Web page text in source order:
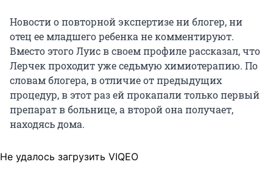
Новости о повторной экспертизе ни блогер, ни
отец ее младшего ребенка не комментируют.
Вместо этого Луис в своем профиле рассказал, что
Лерчек проходит уже седьмую химиотерапию. По
словам блогера, в отличие от предыдущих
процедур, в этот раз ей прокапали только первый
препарат в больнице, а второй она получает,
находясь дома.
Не удалось загрузить VIQEO